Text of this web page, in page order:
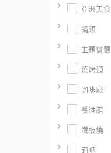
亞洲美食
鍋類
主題餐廳
燒烤類
咖啡廳
餐酒館
鐵板燒
酒吧